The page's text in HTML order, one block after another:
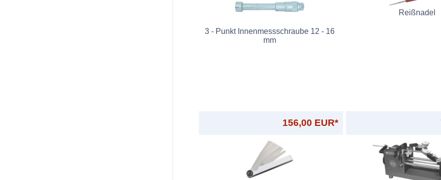
3 - Punkt Innenmessschraube 12 - 16
mm
156,00 EUR*
Reißnadel